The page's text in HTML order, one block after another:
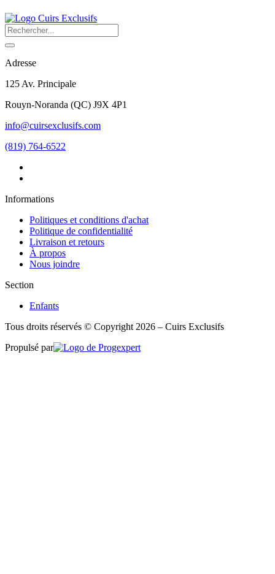
Adresse
125 Av. Principale
Rouyn-Noranda (QC) J9X 4P1
info@cuirsexclusifs.com
(819) 764-6522
Informations
Politiques et conditions d'achat
Politique de confidentialité
Livraison et retours
À propos
Nous joindre
Section
Enfants
Tous droits réservés © Copyright 2026 – Cuirs Exclusifs
Propulsé par